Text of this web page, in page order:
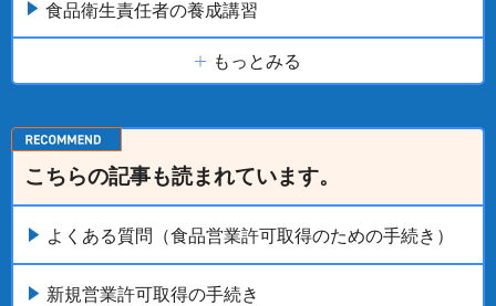
食品衛生責任者の養成講習
もっとみる
こちらの記事も読まれています。
よくある質問（食品営業許可取得のための手続き）
新規営業許可取得の手続き